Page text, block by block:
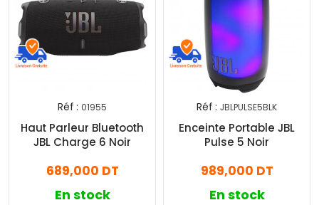
Réf : 01955
Haut Parleur Bluetooth
JBL Charge 6 Noir
689,000 DT
En stock
Réf : JBLPULSE5BLK
Enceinte Portable JBL
Pulse 5 Noir
989,000 DT
En stock